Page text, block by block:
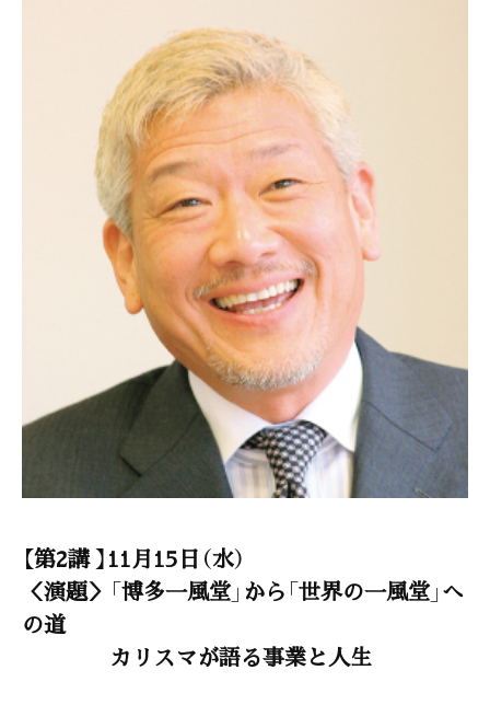
【第2講 】11月15日（水）
＜演題＞「博多一風堂」から「世界の一風堂」へ
の道
カリスマが語る事業と人生